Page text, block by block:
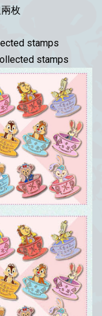
枚
stamps
stamps